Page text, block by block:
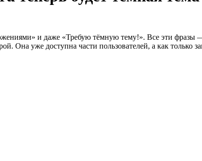
и даже «Требую тёмную тему!». Все эти фразы
уже доступна части пользователей, а как только